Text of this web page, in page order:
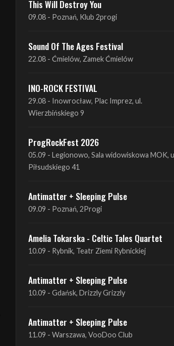
Sound Of The Ages Festival
22.08 - Ćmielów, Zamek Ćmielów
INO-ROCK FESTIVAL
29.08 - Inowrocław, Plac Imprez, ul.
ProgRockFest 2026
05.09 - Legionowo, Sala widowiskowa MOK, ul.
Antimatter + Sleeping Pulse
09.09 - Poznań, 2Progi
Amelia Tokarska - Celtic Tales Quartet
10.09 - Rybnik, Teatr Ziemi Rybnickiej
Antimatter + Sleeping Pulse
10.09 - Gdańsk, Drizzly Grizzly
Antimatter + Sleeping Pulse
11.09 - Warszawa, VooDoo Club
Antimatter + Sleeping Pulse
12.09 - Kraków, Hype Park